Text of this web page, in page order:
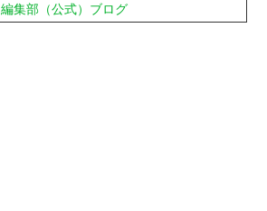
編集部（公式）ブログ